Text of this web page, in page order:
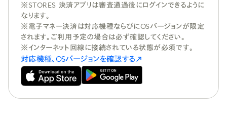
※STORES 決済アプリは審査通過後にログインできるように
なります。
※電子マネー決済は対応機種ならびにOSバージョンが限定
されます。ご利用予定の場合は必ず確認してください。
※インターネット回線に接続されている状態が必須です。
対応機種、OSバージョンを確認する